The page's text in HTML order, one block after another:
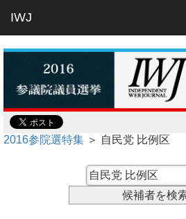
IWJ
2016参院選特集 ＞ 自民党 比例区